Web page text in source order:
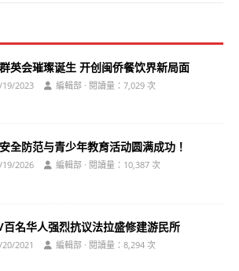
英会璀璨诞生 开创闽侨餐饮界新局面
19/2023 編輯部 · 閱讀量：7,029 次
全防范与青少年教育活动圆满成功！
19/2026 編輯部 · 閱讀量：10,387 次
名华人强烈抗议法拉盛修建游民所
20/2021 編輯部 · 閱讀量：8,294 次